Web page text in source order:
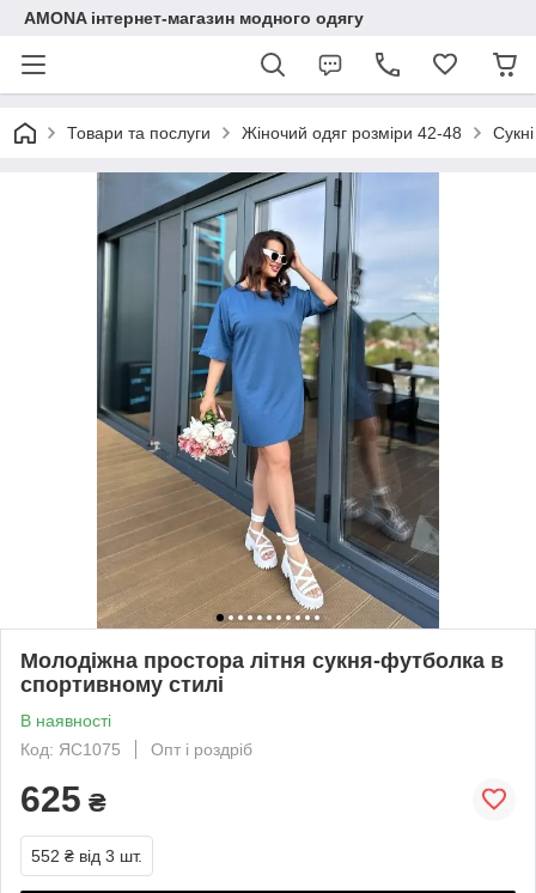
AMONA інтернет-магазин модного одягу
Товари та послуги Жіночий одяг розміри 42-48 Сукні
Молодіжна простора літня сукня-футболка в
спортивному стилі
В наявності
Код: ЯС1075
Опт і роздріб
625 ₴
552 ₴ від 3 шт.